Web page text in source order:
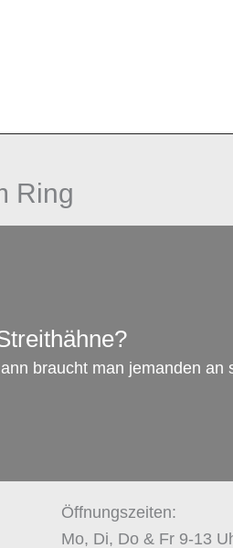
Ring
braucht man jemanden an
Öffnungszeiten:
Mo, Di, Do & Fr 9-13